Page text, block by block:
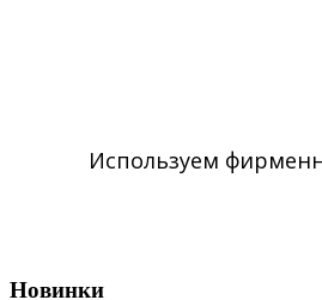
Используем
Новинки